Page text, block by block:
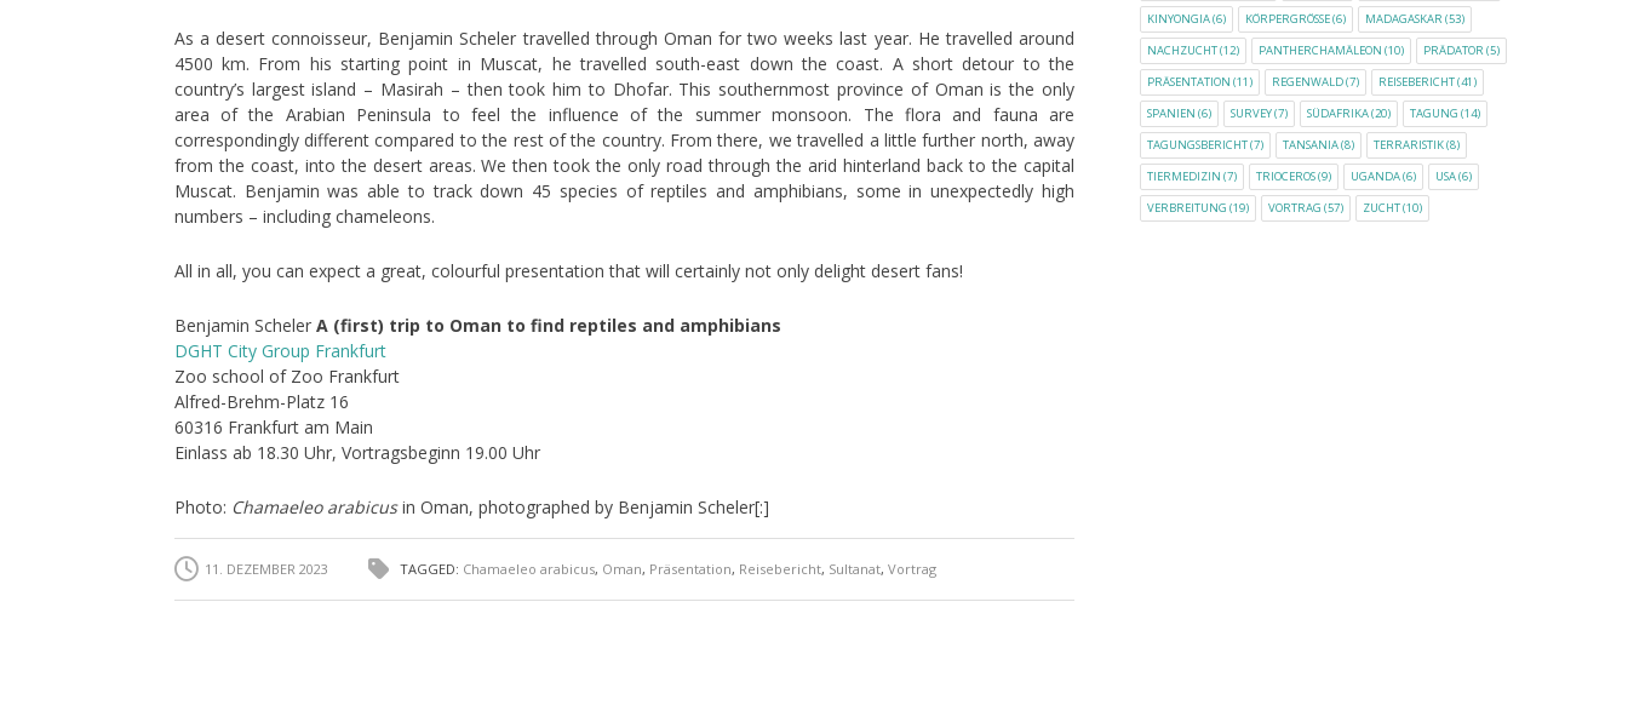
As a desert connoisseur, Benjamin Scheler travelled through Oman for two weeks last year. He travelled around
4500 km. From his starting point in Muscat, he travelled south-east down the coast. A short detour to the
country’s largest island – Masirah – then took him to Dhofar. This southernmost province of Oman is the only
area of the Arabian Peninsula to feel the influence of the summer monsoon. The flora and fauna are
correspondingly different compared to the rest of the country. From there, we travelled a little further north, away
from the coast, into the desert areas. We then took the only road through the arid hinterland back to the capital
Muscat. Benjamin was able to track down 45 species of reptiles and amphibians, some in unexpectedly high
numbers – including chameleons.
All in all, you can expect a great, colourful presentation that will certainly not only delight desert fans!
Benjamin Scheler A (first) trip to Oman to find reptiles and amphibians
DGHT City Group Frankfurt
Zoo school of Zoo Frankfurt
Alfred-Brehm-Platz 16
60316 Frankfurt am Main
Einlass ab 18.30 Uhr, Vortragsbeginn 19.00 Uhr
Photo: Chamaeleo arabicusin Oman, photographed by Benjamin Scheler[:]
11. DEZEMBER 2023 TAGGED: Chamaeleo arabicus, Oman, Präsentation, Reisebericht, Sultanat, Vortrag
KINYONGIA(6) KÖRPERGRÖSSE (6) MADAGASKAR(53)
NACHZUCHT(12) PANTHERCHAMÄLEON (10) PRÄDATOR(5)
PRÄSENTATION (11) REGENWALD(7) REISEBERICHT(41)
SPANIEN (6) SURVEY(7) SÜDAFRIKA(20) TAGUNG (14)
TAGUNGSBERICHT(7) TANSANIA(8) TERRARISTIK(8)
TIERMEDIZIN (7) TRIOCEROS(9) UGANDA(6) USA(6)
VERBREITUNG (19) VORTRAG (57) ZUCHT(10)